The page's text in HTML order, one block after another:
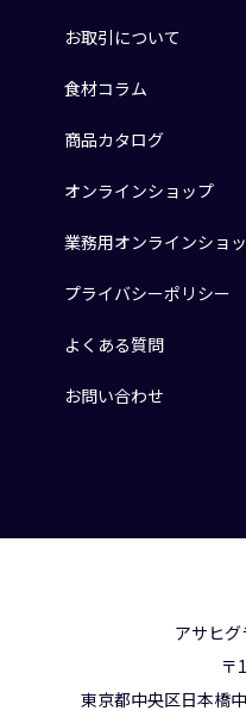
お取引について
食材コラム
商品カタログ
オンラインショップ
業務用オンラインショ
プライバシーポリシー
よくある質問
お問い合わせ
アサヒ
〒
東京都中央区日本橋